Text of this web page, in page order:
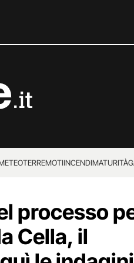
TERREMOTIINCENDIMATURITÀ
processo
Cella, il